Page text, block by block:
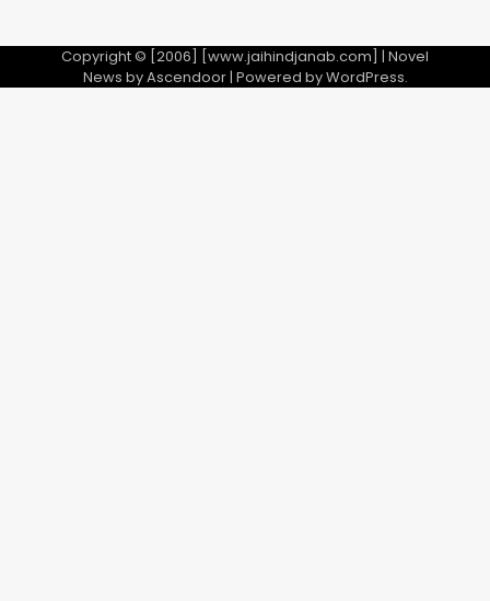
Copyright © [2006] [www.jaihindjanab.com] | Novel
News byAscendoor| Powered byWordPress.